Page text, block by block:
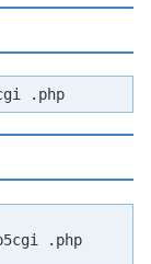
.php
.php